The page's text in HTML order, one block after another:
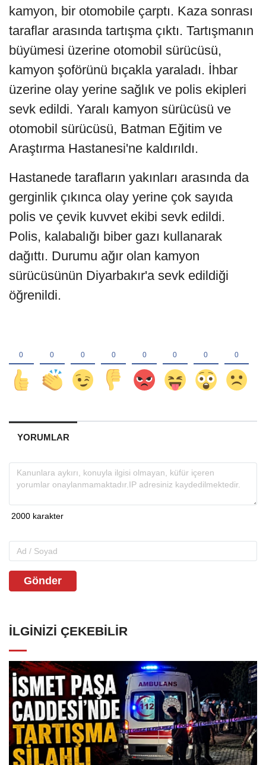
kamyon, bir otomobile çarptı. Kaza sonrası
taraflar arasında tartışma çıktı. Tartışmanın
büyümesi üzerine otomobil sürücüsü,
kamyon şoförünü bıçakla yaraladı. İhbar
üzerine olay yerine sağlık ve polis ekipleri
sevk edildi. Yaralı kamyon sürücüsü ve
otomobil sürücüsü, Batman Eğitim ve
Araştırma Hastanesi'ne kaldırıldı.
Hastanede tarafların yakınları arasında da
gerginlik çıkınca olay yerine çok sayıda
polis ve çevik kuvvet ekibi sevk edildi.
Polis, kalabalığı biber gazı kullanarak
dağıttı. Durumu ağır olan kamyon
sürücüsünün Diyarbakır'a sevk edildiği
öğrenildi.
YORUMLAR
Gönder
İLGINIZI ÇEKEBILIR